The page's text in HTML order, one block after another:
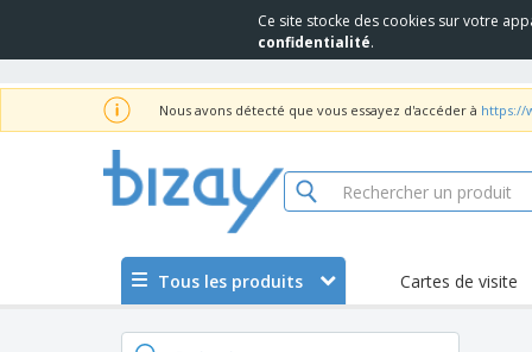
Ce site stocke des cookies sur votre
confidentialité.
Nous avons détecté que vous essayez d'accéder à https://
Tous les produits Cartes de visite